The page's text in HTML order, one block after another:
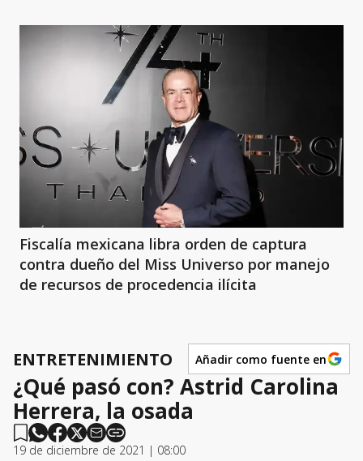
Fiscalía mexicana libra orden de captura
contra dueño del Miss Universo por manejo
de recursos de procedencia ilícita
ENTRETENIMIENTO Añadir como fuente en
¿Qué pasó con? Astrid Carolina
Herrera, la osada
19 de diciembre de 2021 | 08:00